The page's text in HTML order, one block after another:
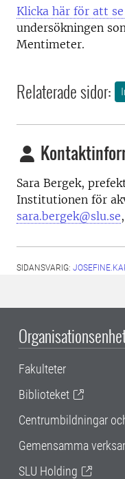
Klicka här för att
undersökningen
Mentimeter.
Relaterade sidor:
Sara Bergek,
Institutionen för
sara.bergek@slu.se
SIDANSVARIG:
Fakulteter
Biblioteket
Centrumbildningar
Gemensamma
SLU Holding